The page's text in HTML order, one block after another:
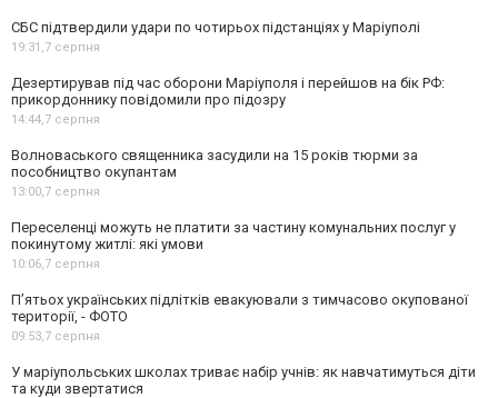
СБС підтвердили удари по чотирьох підстанціях у Маріуполі
19:31,7 серпня
Дезертирував під час оборони Маріуполя і перейшов на бік РФ:
прикордоннику повідомили про підозру
14:44,7 серпня
Волноваського священника засудили на 15 років тюрми за
пособництво окупантам
13:00,7 серпня
Переселенці можуть не платити за частину комунальних послуг у
покинутому житлі: які умови
10:06,7 серпня
П’ятьох українських підлітків евакуювали з тимчасово окупованої
території, - ФОТО
09:53,7 серпня
У маріупольських школах триває набір учнів: як навчатимуться діти
та куди звертатися